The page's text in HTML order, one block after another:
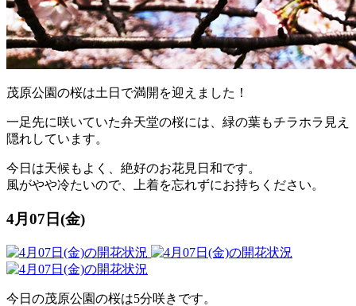
茂原公園の桜は土日で満開を迎えました！
一足先に咲いていた弁天堂の桜には、緑の葉もチラホラ見え
隠れしています。
今日は天候もよく、絶好のお花見日和です。
風がやや冷たいので、上着を忘れずにお持ちください。
4月07日(金)
今日の茂原公園の桜は5分咲きです。